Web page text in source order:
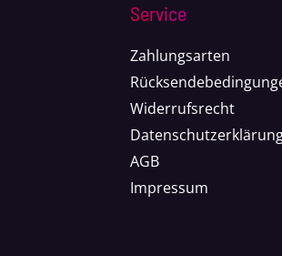
Service
Zahlungsarten
Widerrufsrecht
AGB
Impressum